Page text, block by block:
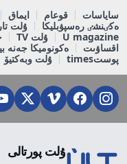
ساياسات قوعام ايماق
ەكٸنشٸ رەسپۋبليكا
ۇلت
U magazine
ۇلت TV
اقساۋىت
ەكونوميكا جەنە
پوستtimes
ۇلت وبەكتيۆ
ۇلت پورتالى